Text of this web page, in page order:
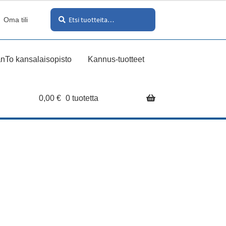
Oma tili
Etsi:
Haku
kansalaisopisto Kannus-tuotteet
0,00 € 0 tuotetta